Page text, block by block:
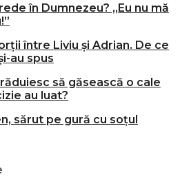
în Dumnezeu? „Eu nu mă
între Liviu și Adrian. De ce
au spus
să găsească o cale
au luat?
sărut pe gură cu soțul